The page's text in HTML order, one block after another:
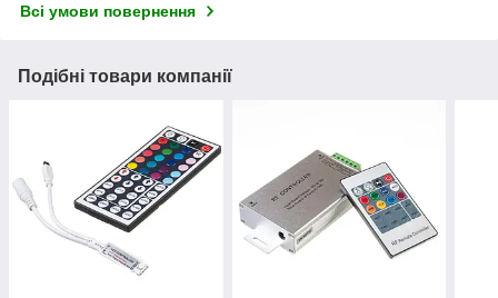
Всі умови повернення
Подібні товари компанії